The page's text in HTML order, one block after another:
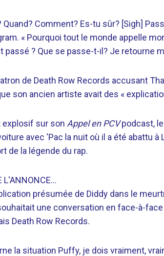
Quand? Comment? Es-tu sûr? [Sigh]
« Pourquoi tout le monde appelle
passé ? Que se passe-t-il? Je retourne
de Death Row Records accusant
son ancien artiste avait des «
explosif sur son Appel en PCVpodcast,
avec 'Pac la nuit où il a été abattu
de la légende du rap.
L'ANNONCE…
présumée de Diddy dans le
une conversation en face-à-
Death Row Records.
la situation Puffy, je dois vraiment,